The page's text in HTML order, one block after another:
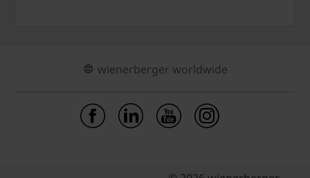
wienerberger worldwide